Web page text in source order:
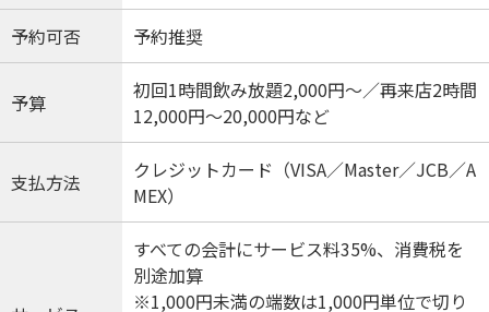
予約可否 予約推奨
予算
初回1時間飲み放題2,000円～／再来店2時間
12,000円～20,000円など
支払方法
クレジットカード（VISA／Master／JCB／A
MEX）
すべての会計にサービス料35%、消費税を
別途加算
※1,000円未満の端数は1,000円単位で切り